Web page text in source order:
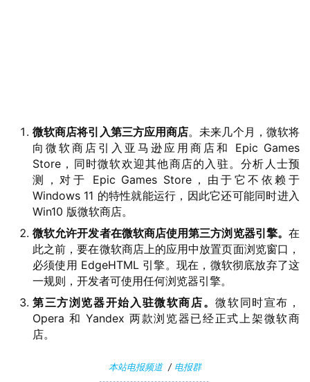
W
W
0
微软商店将引入第三方应用商店。未来几个月，微软将
向微软商店引入亚马逊应用商店和 Epic Games
Store，同时微软欢迎其他商店的入驻。分析人士预
测，对于 Epic Games Store，由于它不依赖于
Windows 11 的特性就能运行，因此它还可能同时进入
Win10 版微软商店。
微软允许开发者在微软商店使用第三方浏览器引擎。 在
此之前，要在微软商店上的应用中放置页面浏览窗口，
必须使用 EdgeHTML 引擎。现在，微软彻底放弃了这
一规则，开发者可使用任何浏览器引擎。
第三方浏览器开始入驻微软商店。微软同时宣布，
Opera 和 Yandex 两款浏览器已经正式上架微软商
店。
本站电报频道/ 电报群